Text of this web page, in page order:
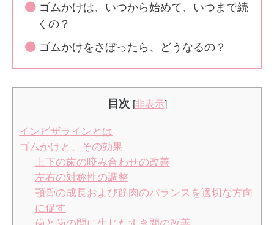
ゴムかけは、いつから始めて、いつまで続
くの？
ゴムかけをさぼったら、どうなるの？
目次 [非表示]
インビザラインとは
ゴムかけと、その効果
上下の歯の咬み合わせの改善
左右の対称性の調整
顎骨の成長および筋肉のバランスを適切な方向
に促す